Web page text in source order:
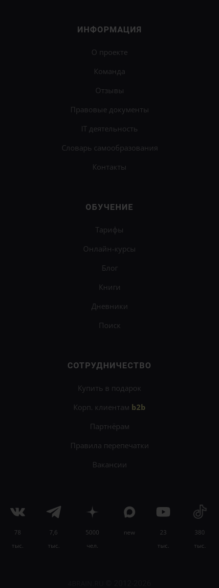
ИНФОРМАЦИЯ
О проекте
Команда
Отзывы
Правовые документы
IT деятельность
Словарь самообразования
Контакты
ОБУЧЕНИЕ
Тарифы
Онлайн-курсы
Блог
Книги
Дневники
Поиск
СОТРУДНИЧЕСТВО
Купить в подарок
Корп. клиентам b2b
Партнёрам
Правила перепечатки
Вакансии
78
тыс.
7,6
тыс.
5000
чел.
new
23
тыс.
380
тыс.